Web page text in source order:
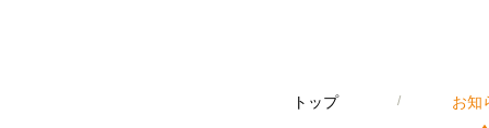
トップ / お知